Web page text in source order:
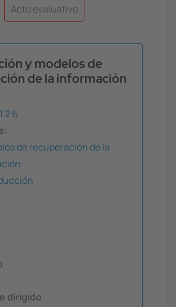
Acto evaluativo
y modelos de
de la información
1 26
de recuperación de la
dirigido